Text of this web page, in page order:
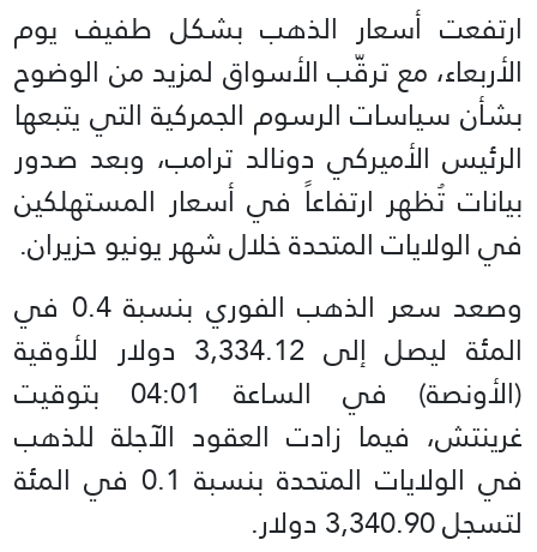
ارتفعت أسعار الذهب بشكل طفيف يوم
الأربعاء، مع ترقّب الأسواق لمزيد من الوضوح
بشأن سياسات الرسوم الجمركية التي يتبعها
الرئيس الأميركي دونالد ترامب، وبعد صدور
بيانات تُظهر ارتفاعاً في أسعار المستهلكين
في الولايات المتحدة خلال شهر يونيو حزيران.
وصعد سعر الذهب الفوري بنسبة 0.4 في
المئة ليصل إلى 3,334.12 دولار للأوقية
(الأونصة) في الساعة 04:01 بتوقيت
غرينتش، فيما زادت العقود الآجلة للذهب
في الولايات المتحدة بنسبة 0.1 في المئة
لتسجل 3,340.90 دولار.